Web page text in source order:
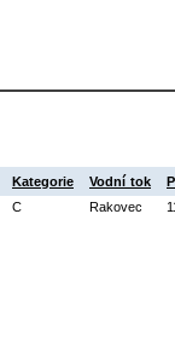
Kategorie Vodní tok
C Rakovec